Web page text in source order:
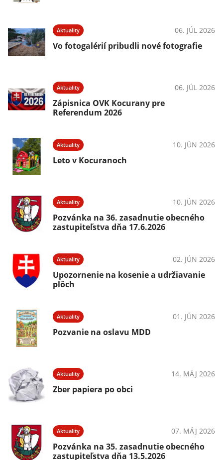
Aktuality 06. JÚL 2026
Vo fotogalérií pribudli nové fotografie
Aktuality 06. JÚL 2026
Zápisnica OVK Kocurany pre
Referendum 2026
Aktuality 10. JÚN 2026
Leto v Kocuranoch
Aktuality 10. JÚN 2026
Pozvánka na 36. zasadnutie obecného
zastupiteľstva dňa 17.6.2026
Aktuality 02. JÚN 2026
Upozornenie na kosenie a udržiavanie
plôch
Aktuality 01. JÚN 2026
Pozvanie na oslavu MDD
Aktuality 14. MÁJ 2026
Zber papiera po obci
Aktuality 07. MÁJ 2026
Pozvánka na 35. zasadnutie obecného
zastupiteľstva dňa 13.5.2026